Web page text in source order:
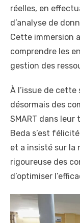
réelles, en
d’analyse de
Cette immersion
comprendre les
gestion des
À l’issue de
désormais des
SMART dans
Beda s’est
et a insisté sur la
rigoureuse des
d’optimiser